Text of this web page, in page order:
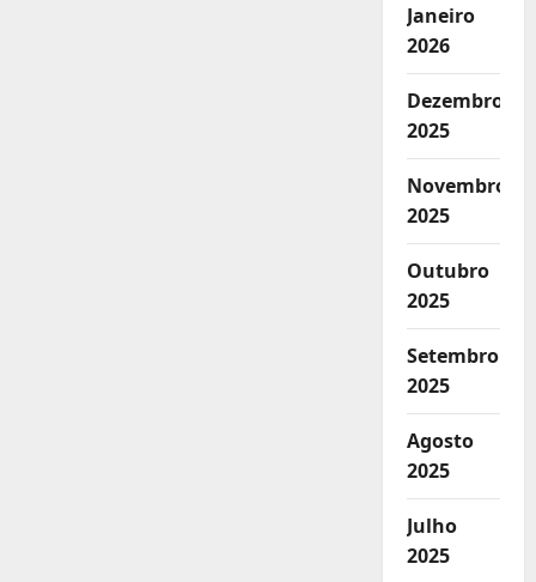
Janeiro
2026
Dezembro
2025
Novembro
2025
Outubro
2025
Setembro
2025
Agosto
2025
Julho
2025